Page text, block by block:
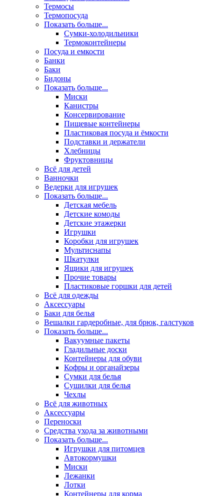
Термосы
Термопосуда
Показать больше...
Сумки-холодильники
Термоконтейнеры
Посуда и емкости
Банки
Баки
Бидоны
Показать больше...
Миски
Канистры
Консервирование
Пищевые контейнеры
Пластиковая посуда и ёмкости
Подставки и держатели
Хлебницы
Фруктовницы
Всё для детей
Ванночки
Ведерки для игрушек
Показать больше...
Детская мебель
Детские комоды
Детские этажерки
Игрушки
Коробки для игрушек
Мультиснапы
Шкатулки
Ящики для игрушек
Прочие товары
Пластиковые горшки для детей
Всё для одежды
Аксессуары
Баки для белья
Вешалки гардеробные, для брюк, галстуков
Показать больше...
Вакуумные пакеты
Гладильные доски
Контейнеры для обуви
Кофры и органайзеры
Сумки для белья
Сушилки для белья
Чехлы
Всё для животных
Аксесcуары
Переноски
Средства ухода за животными
Показать больше...
Игрушки для питомцев
Автокормушки
Миски
Лежанки
Лотки
Контейнеры для корма